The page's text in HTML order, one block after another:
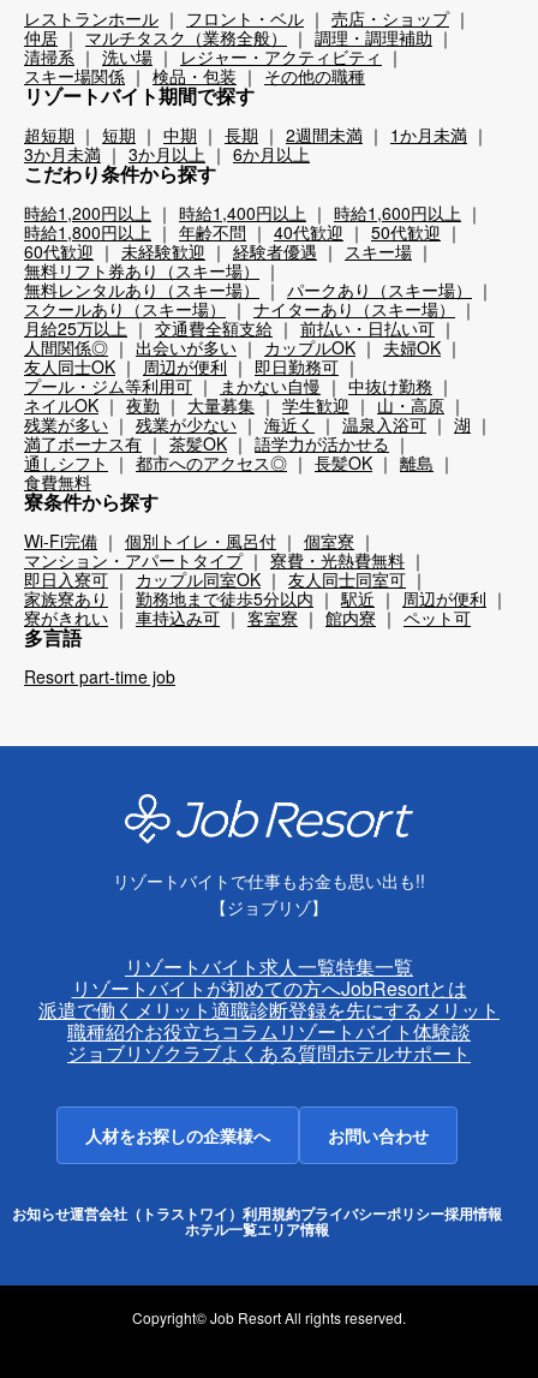
レストランホール フロント・ベル
売店・ショップ
仲居
マルチタスク（業務全般）
調理・調理補助
清掃系
洗い場
レジャー・アクティビティ
スキー場関係
検品・包装 その他の職種
リゾートバイト期間で探す
超短期 短期 中期 長期 2週間未満
1か月未満
3か月未満
3か月以上 6か月以上
こだわり条件から探す
時給1,200円以上 時給1,400円以上
時給1,600円以上
時給1,800円以上
年齢不問 40代歓迎
50代歓迎
60代歓迎
未経験歓迎 経験者優遇
スキー場
無料リフト券あり（スキー場）
無料レンタルあり（スキー場）
パークあり（スキー場）
スクールあり（スキー場）
ナイターあり（スキー場）
月給25万以上
交通費全額支給
前払い・日払い可
人間関係◎
出会いが多い カップルOK
夫婦OK
友人同士OK
周辺が便利
即日勤務可
プール・ジム等利用可
まかない自慢
中抜け勤務
ネイルOK
夜勤 大量募集 学生歓迎
山・高原
残業が多い
残業が少ない 海近く 温泉入浴可
湖
満了ボーナス有
茶髪OK
語学力が活かせる
通しシフト
都市へのアクセス◎ 長髪OK
離島
食費無料
寮条件から探す
Wi-Fi完備 個別トイレ・風呂付
個室寮
マンション・アパートタイプ
寮費・光熱費無料
即日入寮可
カップル同室OK
友人同士同室可
家族寮あり
勤務地まで徒歩5分以内 駅近
周辺が便利
寮がきれい
車持込み可 客室寮 館内寮 ペット可
多言語
Resort part-time job
リゾートバイトで仕事もお金も思い出も!!
【ジョブリゾ】
リゾートバイト求人一覧特集一覧
リゾートバイトが初めての方へJobResortとは
派遣で働くメリット適職診断登録を先にするメリット
職種紹介お役立ちコラム リゾートバイト体験談
ジョブリゾクラブよくある質問ホテルサポート
人材をお探しの企業様へ お問い合わせ
お知らせ運営会社（トラストワイ） 利用規約プライバシーポリシー採用情報
ホテル一覧エリア情報
Copyright© Job Resort All rights reserved.